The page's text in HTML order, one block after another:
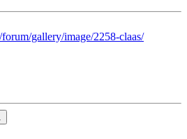
gallery/image/2258-claas/